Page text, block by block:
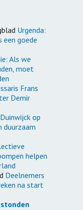
Urgenda:
goede
Als we
moet
Frans
Demir
Duinwijck op
duurzaam
helpen
Deelnemers
na start